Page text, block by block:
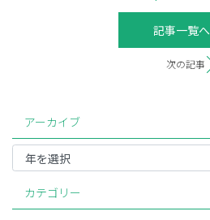
記事一覧へ
次の記事
アーカイブ
カテゴリー